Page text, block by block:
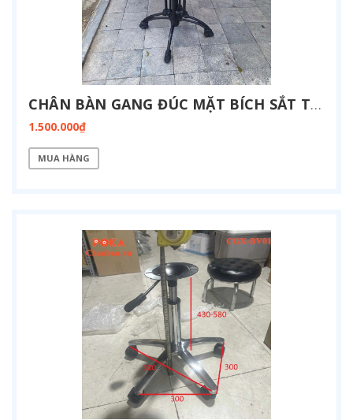
CHÂN BÀN GANG ĐÚC MẶT BÍCH SẮT TRÒN CG-4N-BICH
1.500.000₫
MUA HÀNG